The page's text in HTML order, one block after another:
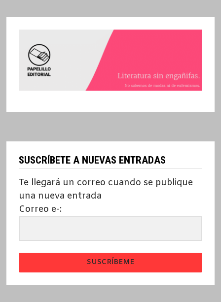
SUSCRÍBETE A NUEVAS ENTRADAS
Te llegará un correo cuando se publique
una nueva entrada
Correo e-:
SUSCRÍBEME